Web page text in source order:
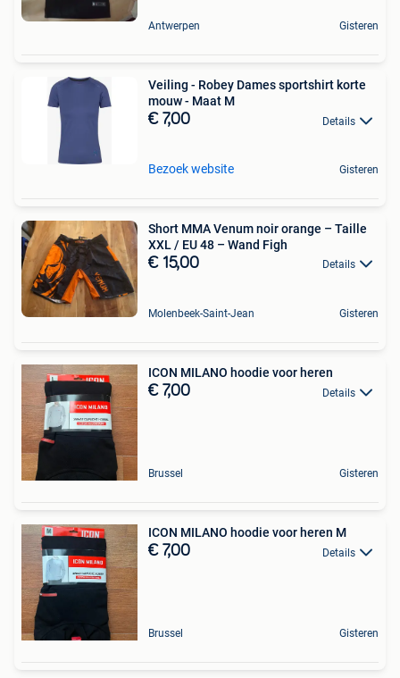
Antwerpen Gisteren
Veiling - Robey Dames sportshirt korte
mouw - Maat M
€ 7,00 Details
Bezoek website Gisteren
Short MMA Venum noir orange – Taille
XXL / EU 48 – Wand Figh
€ 15,00 Details
Molenbeek-Saint-Jean Gisteren
ICON MILANO hoodie voor heren
€ 7,00 Details
Brussel Gisteren
ICON MILANO hoodie voor heren M
€ 7,00 Details
Brussel Gisteren